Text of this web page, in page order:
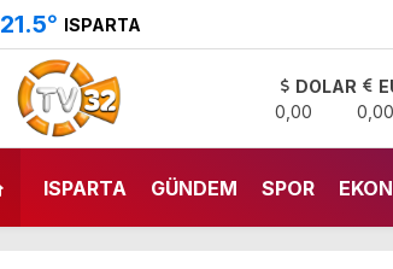
21.5° ISPARTA
DOLAR
0,00
0,00
ISPARTA GÜNDEM SPOR